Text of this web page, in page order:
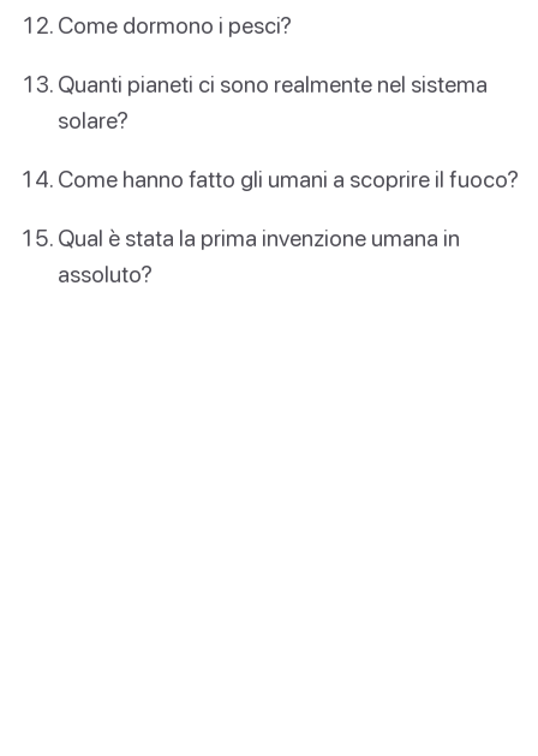
Come dormono i pesci?
Quanti pianeti ci sono realmente nel sistema
solare?
Come hanno fatto gli umani a scoprire il fuoco?
Qual è stata la prima invenzione umana in
assoluto?